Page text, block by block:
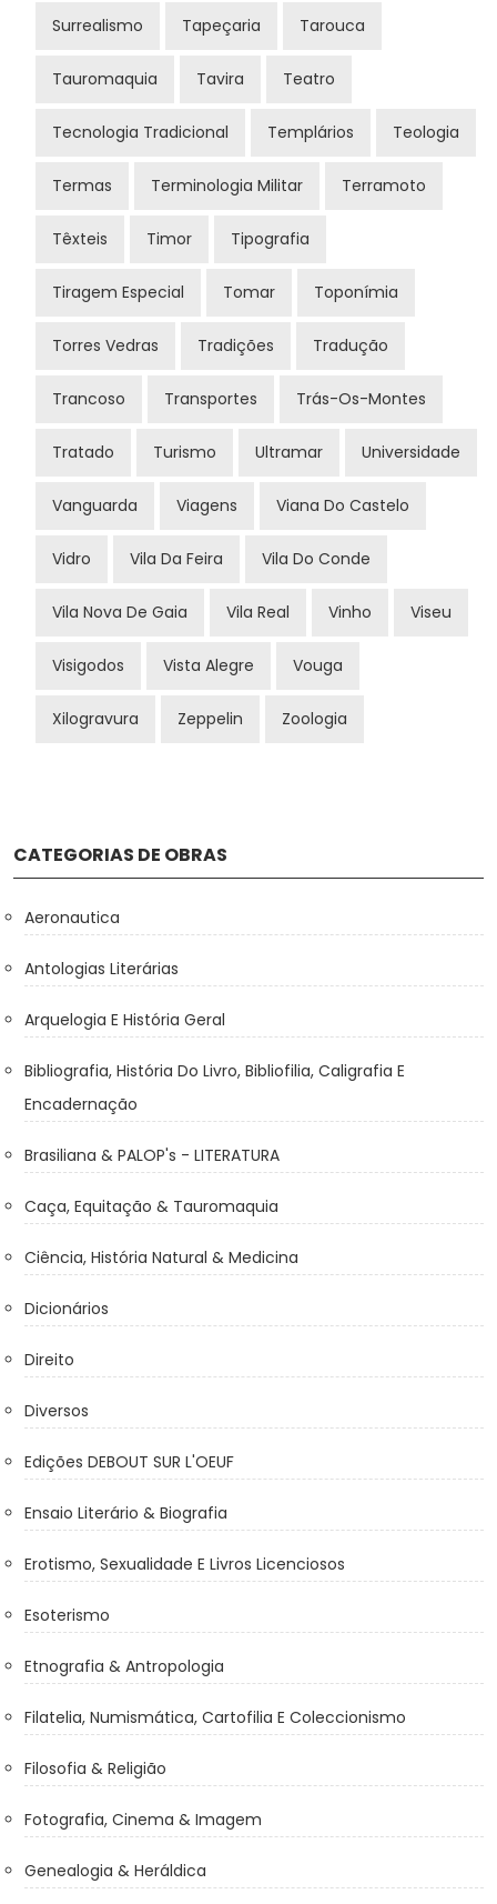
CATEGORIAS DE OBRAS
Aeronautica
Antologias Literárias
Arquelogia E História Geral
Bibliografia, História Do Livro, Bibliofilia, Caligrafia E
Encadernação
Brasiliana & PALOP's - LITERATURA
Caça, Equitação & Tauromaquia
Ciência, História Natural & Medicina
Dicionários
Direito
Diversos
Edições DEBOUT SUR L'OEUF
Ensaio Literário & Biografia
Erotismo, Sexualidade E Livros Licenciosos
Esoterismo
Etnografia & Antropologia
Filatelia, Numismática, Cartofilia E Coleccionismo
Filosofia & Religião
Fotografia, Cinema & Imagem
Genealogia & Heráldica
Surrealismo Tapeçaria Tarouca
Tauromaquia Tavira Teatro
Tecnologia Tradicional Templários Teologia
Termas Terminologia Militar Terramoto
Têxteis Timor Tipografia
Tiragem Especial Tomar Toponímia
Torres Vedras Tradições Tradução
Trancoso Transportes Trás-Os-Montes
Tratado Turismo Ultramar Universidade
Vanguarda Viagens Viana Do Castelo
Vidro Vila Da Feira Vila Do Conde
Vila Nova De Gaia Vila Real Vinho Viseu
Visigodos Vista Alegre Vouga
Xilogravura Zeppelin Zoologia